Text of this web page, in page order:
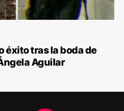
éxito tras la boda de
Aguilar